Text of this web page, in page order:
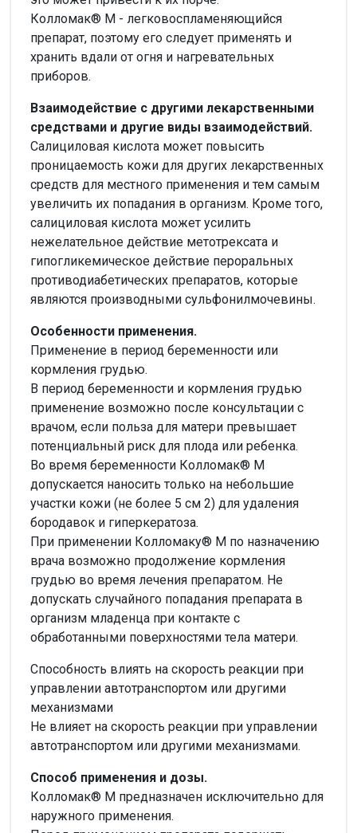
Колломак® М - легковоспламеняющийся
препарат, поэтому его следует применять и
хранить вдали от огня и нагревательных
приборов.
Взаимодействие с другими лекарственными
средствами и другие виды взаимодействий.
Салициловая кислота может повысить
проницаемость кожи для других лекарственных
средств для местного применения и тем самым
увеличить их попадания в организм. Кроме того,
салициловая кислота может усилить
нежелательное действие метотрексата и
гипогликемическое действие пероральных
противодиабетических препаратов, которые
являются производными сульфонилмочевины.
Особенности применения.
Применение в период беременности или
кормления грудью.
В период беременности и кормления грудью
применение возможно после консультации с
врачом, если польза для матери превышает
потенциальный риск для плода или ребенка.
Во время беременности Колломак® М
допускается наносить только на небольшие
участки кожи (не более 5 см 2) для удаления
бородавок и гиперкератоза.
При применении Колломаку® М по назначению
врача возможно продолжение кормления
грудью во время лечения препаратом. Не
допускать случайного попадания препарата в
организм младенца при контакте с
обработанными поверхностями тела матери.
Способность влиять на скорость реакции при
управлении автотранспортом или другими
механизмами
Не влияет на скорость реакции при управлении
автотранспортом или другими механизмами.
Способ применения и дозы.
Колломак® М предназначен исключительно для
наружного применения.